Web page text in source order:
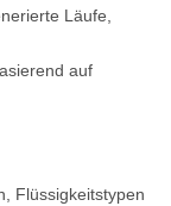
Läufe,
auf
Flüssigkeitstypen